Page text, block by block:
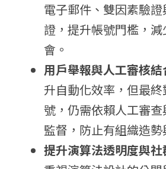
電子郵件、雙因素驗
證，提升帳號門檻，
會。
用戶舉報與人工審核結
升自動化效率，但最
號，仍需依賴人工審
監督，防止有組織造勢
提升演算法透明度與社